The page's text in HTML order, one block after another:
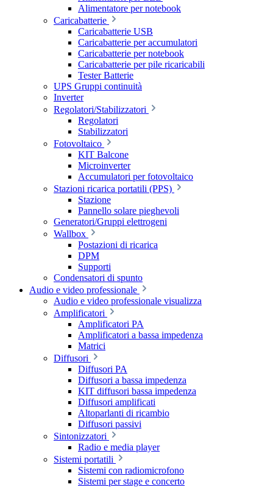
Alimentatore per notebook
Caricabatterie
Caricabatterie USB
Caricabatterie per accumulatori
Caricabatterie per notebook
Caricabatterie per pile ricaricabili
Tester Batterie
UPS Gruppi continuità
Inverter
Regolatori/Stabilizzatori
Regolatori
Stabilizzatori
Fotovoltaico
KIT Balcone
Microinverter
Accumulatori per fotovoltaico
Stazioni ricarica portatili (PPS)
Stazione
Pannello solare pieghevoli
Generatori/Gruppi elettrogeni
Wallbox
Postazioni di ricarica
DPM
Supporti
Condensatori di spunto
Audio e video professionale
Audio e video professionale visualizza
Amplificatori
Amplificatori PA
Amplificatori a bassa impedenza
Matrici
Diffusori
Diffusori PA
Diffusori a bassa impedenza
KIT diffusori bassa impedenza
Diffusori amplificati
Altoparlanti di ricambio
Diffusori passivi
Sintonizzatori
Radio e media player
Sistemi portatili
Sistemi con radiomicrofono
Sistemi per stage e concerto